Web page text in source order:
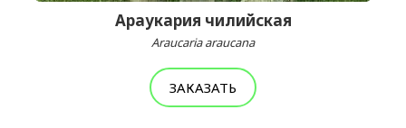
Араукария чилийская
Araucaria araucana
ЗАКАЗАТЬ